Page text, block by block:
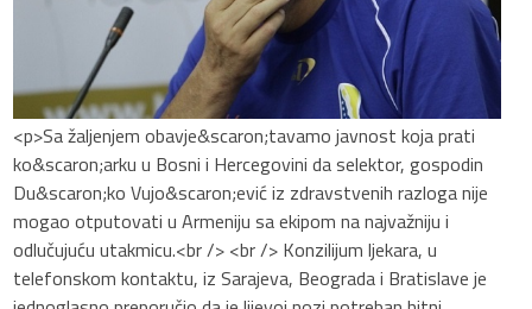
<p>Sa žaljenjem obavje&scaron;tavamo javnost koja prati
ko&scaron;arku u Bosni i Hercegovini da selektor, gospodin
Du&scaron;ko Vujo&scaron;ević iz zdravstvenih razloga nije
mogao otputovati u Armeniju sa ekipom na najvažniju i
odlučujuću utakmicu.<br /> <br /> Konzilijum ljekara, u
telefonskom kontaktu, iz Sarajeva, Beograda i Bratislave je